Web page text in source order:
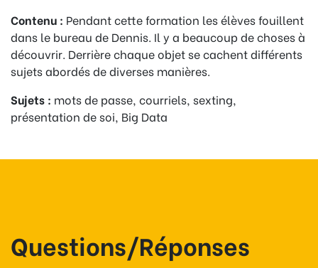
Contenu : Pendant cette formation les élèves fouillent
dans le bureau de Dennis. Il y a beaucoup de choses à
découvrir. Derrière chaque objet se cachent différents
sujets abordés de diverses manières.
Sujets : mots de passe, courriels, sexting,
présentation de soi, Big Data
Questions/Réponses